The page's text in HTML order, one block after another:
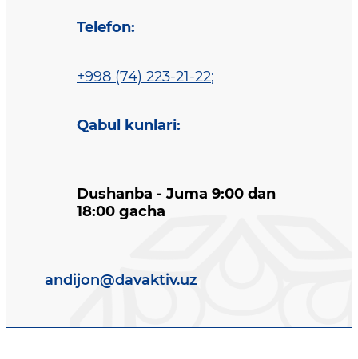
Telefon:
+998 (74) 223-21-22;
Qabul kunlari:
Dushanba - Juma 9:00 dan
18:00 gacha
andijon@davaktiv.uz